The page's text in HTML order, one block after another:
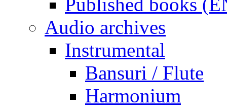
Audio archives
Instrumental
Bansuri / Flute
Harmonium